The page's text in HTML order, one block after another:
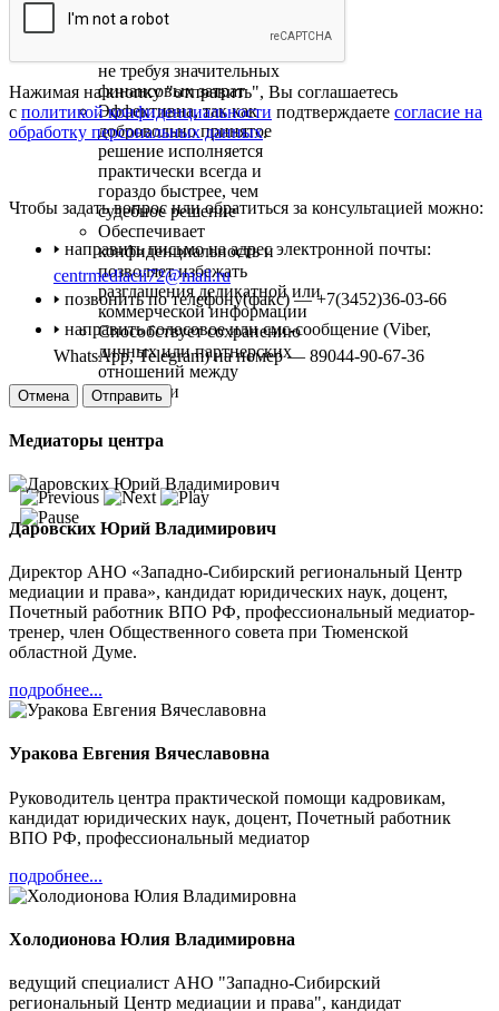
интересах обеих сторон в
неформальной обстановке
не требуя значительных
финансовых затрат
Эффективна, так как
добровольно принятое
решение исполняется
практически всегда и
гораздо быстрее, чем
судебное решение
Обеспечивает
конфиденциальность и
позволяет избежать
разглашения деликатной или
коммерческой информации
Способствует сохранению
личных или партнерских
отношений между
сторонами
Нажимая на кнопку "отправить", Вы соглашаетесь
с политикой конфиденциальности подтверждаете согласие на
обработку персональных данных.
Чтобы задать вопрос или обратиться за консультацией можно:
🢒 направить письмо на адрес электронной почты:
centrmediacii72@mail.ru
🢒 позвонить по телефону(факс) — +7(3452)36-03-66
🢒 направить голосовое или смс-сообщение (Viber,
WhatsApp, Telegram) на номер — 89044-90-67-36
Отмена
Медиаторы центра
Даровских Юрий Владимирович
Директор АНО «Западно-Сибирский региональный Центр
медиации и права», кандидат юридических наук, доцент,
Почетный работник ВПО РФ, профессиональный медиатор-
тренер, член Общественного совета при Тюменской
областной Думе.
подробнее...
Уракова Евгения Вячеславовна
Руководитель центра практической помощи кадровикам,
кандидат юридических наук, доцент, Почетный работник
ВПО РФ, профессиональный медиатор
подробнее...
Холодионова Юлия Владимировна
ведущий специалист АНО "Западно-Сибирский
региональный Центр медиации и права", кандидат